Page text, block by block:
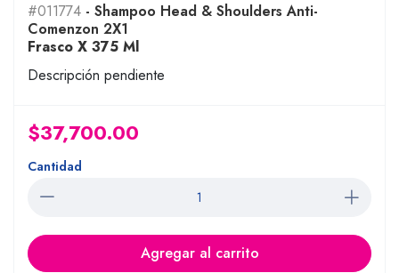
#011774 - Shampoo Head & Shoulders Anti-
Comenzon 2X1
Frasco X 375 Ml
Descripción pendiente
$37,700.00
Cantidad
Agregar al carrito